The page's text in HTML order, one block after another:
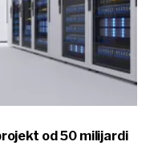
od 50 milijardi